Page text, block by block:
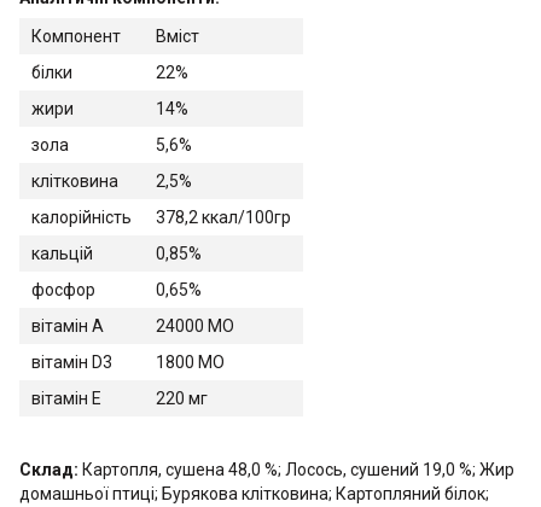
Компонент
Вміст
білки
22%
жири
14%
зола
5,6%
клітковина
2,5%
калорійність
378,2 ккал/100гр
кальцій
0,85%
фосфор
0,65%
вітамін А
24000 МО
вітамін D3
1800 МО
вітамін E
220 мг
Склад: Картопля, сушена 48,0 %; Лосось, сушений 19,0 %; Жир
домашньої птиці; Бурякова клітковина; Картопляний білок;